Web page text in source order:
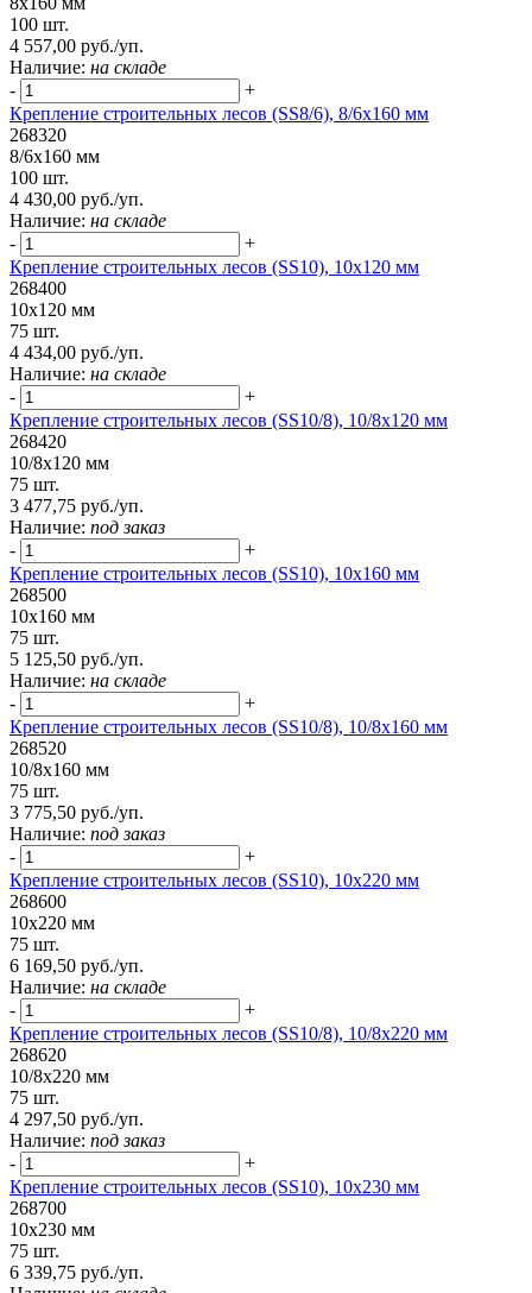
100 шт.
4 557,00 руб./уп.
Наличие: на складе
-
+
Крепление строительных лесов (SS8/6), 8/6х160 мм
268320
8/6х160 мм
100 шт.
4 430,00 руб./уп.
Наличие: на складе
-
+
Крепление строительных лесов (SS10), 10х120 мм
268400
10х120 мм
75 шт.
4 434,00 руб./уп.
Наличие: на складе
-
+
Крепление строительных лесов (SS10/8), 10/8х120 мм
268420
10/8х120 мм
75 шт.
3 477,75 руб./уп.
Наличие: под заказ
-
+
Крепление строительных лесов (SS10), 10х160 мм
268500
10х160 мм
75 шт.
5 125,50 руб./уп.
Наличие: на складе
-
+
Крепление строительных лесов (SS10/8), 10/8х160 мм
268520
10/8х160 мм
75 шт.
3 775,50 руб./уп.
Наличие: под заказ
-
+
Крепление строительных лесов (SS10), 10х220 мм
268600
10х220 мм
75 шт.
6 169,50 руб./уп.
Наличие: на складе
-
+
Крепление строительных лесов (SS10/8), 10/8х220 мм
268620
10/8х220 мм
75 шт.
4 297,50 руб./уп.
Наличие: под заказ
-
+
Крепление строительных лесов (SS10), 10х230 мм
268700
10х230 мм
75 шт.
6 339,75 руб./уп.